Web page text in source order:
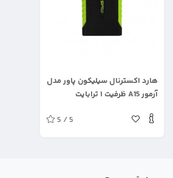
هارد اکسترنال سیلیکون پاور مدل
آرمور A15 ظرفیت ۱ ترابایت
5 / 5